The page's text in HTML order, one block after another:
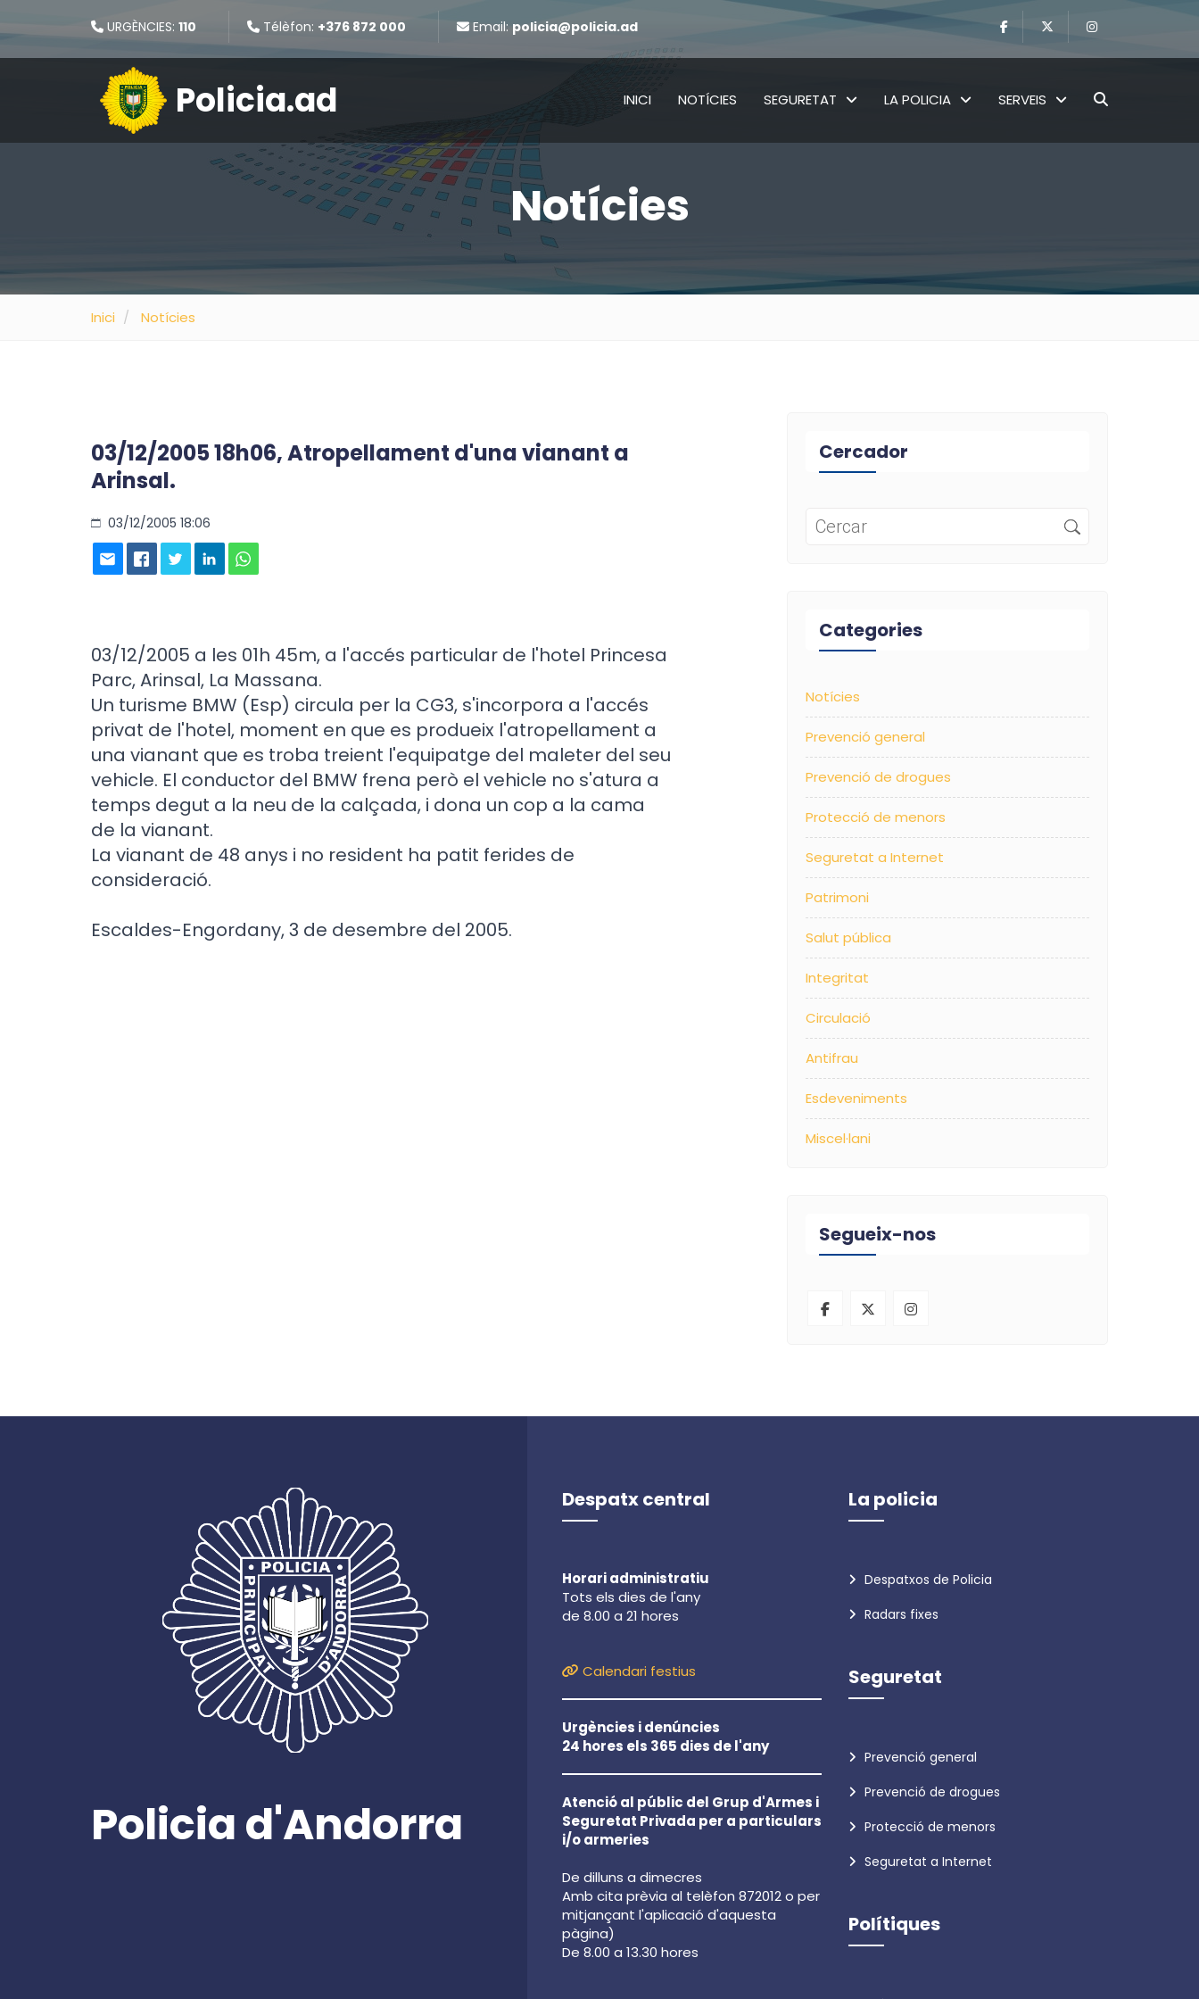
URGÈNCIES: 110 Télèfon: +376 872 000 Email: policia@policia.ad
Policia.ad INICI NOTÍCIES SEGURETAT LA POLICIA SERVEIS
Notícies
Inici Notícies
03/12/2005 18h06, Atropellament d'una vianant a
Arinsal.
03/12/2005 18:06
03/12/2005 a les 01h 45m, a l'accés particular de l'hotel Princesa
Parc, Arinsal, La Massana.
Un turisme BMW (Esp) circula per la CG3, s'incorpora a l'accés
privat de l'hotel, moment en que es produeix l'atropellament a
una vianant que es troba treient l'equipatge del maleter del seu
vehicle. El conductor del BMW frena però el vehicle no s'atura a
temps degut a la neu de la calçada, i dona un cop a la cama
de la vianant.
La vianant de 48 anys i no resident ha patit ferides de
consideració.
Escaldes-Engordany, 3 de desembre del 2005.
Cercador
Categories
Notícies
Prevenció general
Prevenció de drogues
Protecció de menors
Seguretat a Internet
Patrimoni
Salut pública
Integritat
Circulació
Antifrau
Esdeveniments
Miscel·lani
Segueix-nos
Policia d'Andorra
Despatx central
Horari administratiu
Tots els dies de l'any
de 8.00 a 21 hores
Calendari festius
Urgències i denúncies
24 hores els 365 dies de l'any
Atenció al públic del Grup d'Armes i
Seguretat Privada per a particulars
i/o armeries
De dilluns a dimecres
Amb cita prèvia al telèfon 872012 o per
mitjançant l'aplicació d'aquesta
pàgina)
De 8.00 a 13.30 hores
La policia
Despatxos de Policia
Radars fixes
Seguretat
Prevenció general
Prevenció de drogues
Protecció de menors
Seguretat a Internet
Polítiques